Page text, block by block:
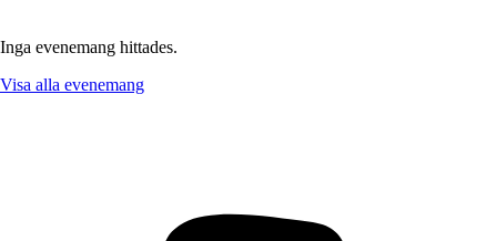
Inga evenemang hittades.
Visa alla evenemang